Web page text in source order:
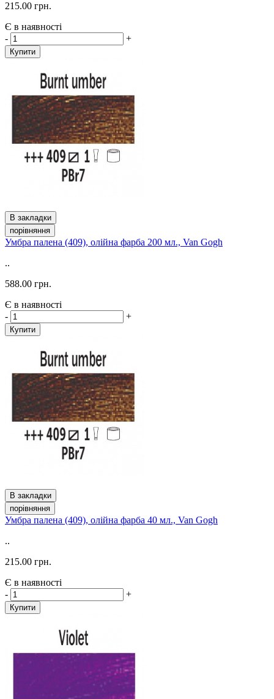
215.00 грн.
Є в наявності
-
+
Купити
В закладки
порівняння
Умбра палена (409), олійна фарба 200 мл., Van Gogh
..
588.00 грн.
Є в наявності
-
+
Купити
В закладки
порівняння
Умбра палена (409), олійна фарба 40 мл., Van Gogh
..
215.00 грн.
Є в наявності
-
+
Купити